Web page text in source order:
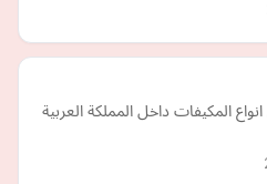
المكيفات داخل المملكة العربية